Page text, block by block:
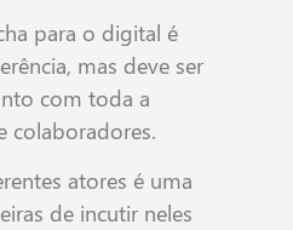
para o digital é
mas deve ser
com toda a
colaboradores.
atores é uma
de incutir neles